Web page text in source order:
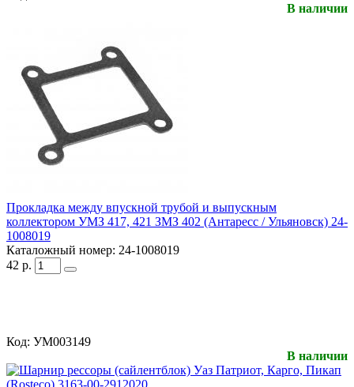
В наличии
Прокладка между впускной трубой и выпускным
коллектором УМЗ 417, 421 ЗМЗ 402 (Антаресс / Ульяновск) 24-
1008019
Каталожный номер: 24-1008019
42 р.
Код: УМ003149
В наличии